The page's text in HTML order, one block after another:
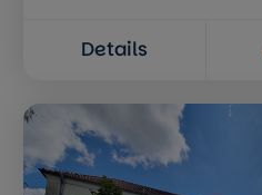
Details